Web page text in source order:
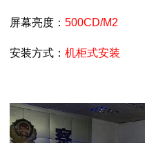
屏幕亮度 ： 500CD/M2
安装方式 ： 机柜式安装